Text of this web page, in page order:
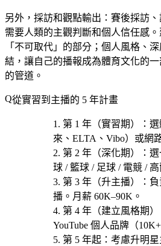
另外， 採訪和觀點輸出 ：賽後採訪
需要人類的主觀判斷和個人信任感
「不可取代」的部分；個人風格、
結，讓自己的播報成為體育文化的
的管道。
從實習到主播的 5 年計畫
第 1 年（實習期） ：選
來、ELTA、Vibo）或網
第 2 年（深化期）
：
球 / 籃球 / 足球 / 電競 /
第 3 年（升主播）
：
播。月薪 60K–90K。
第 4 年（建立風格期）
YouTube 個人品牌（
第 5 年起 ：考慮升明星